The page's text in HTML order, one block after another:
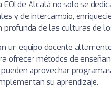
de Alcalá no solo se
y de intercambio,
de las culturas de
un equipo docente
ofrecer métodos de
aprovechar
su aprendizaje.